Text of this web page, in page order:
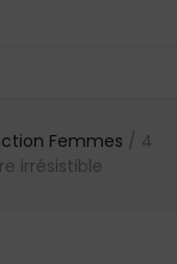
Femmes / 4
irrésistible